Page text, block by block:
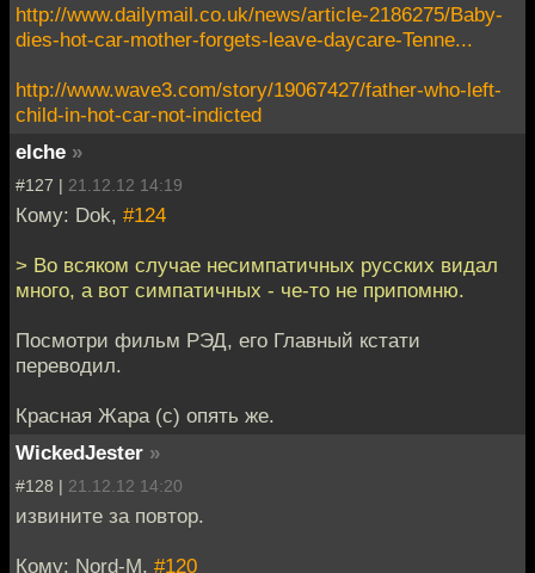
http://www.dailymail.co.uk/news/article-2186275/Baby-
dies-hot-car-mother-forgets-leave-daycare-Tenne...
http://www.wave3.com/story/19067427/father-who-left-
child-in-hot-car-not-indicted
elche »
#127 | 21.12.12 14:19
Кому: Dok, #124
> Во всяком случае несимпатичных русских видал
много, а вот симпатичных - че-то не припомню.
Посмотри фильм РЭД, его Главный кстати
переводил.
Красная Жара (с) опять же.
WickedJester »
#128 | 21.12.12 14:20
извините за повтор.
Кому: Nord-M, #120